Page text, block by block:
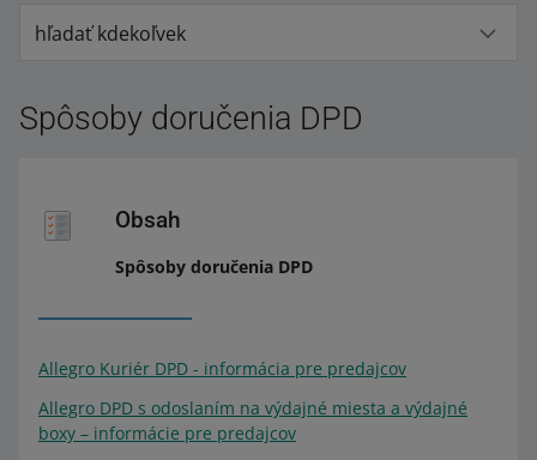
hľadať kdekoľvek
Spôsoby doručenia DPD
Obsah
Spôsoby doručenia DPD
Allegro Kuriér DPD - informácia pre predajcov
Allegro DPD s odoslaním na výdajné miesta a výdajné
boxy – informácie pre predajcov